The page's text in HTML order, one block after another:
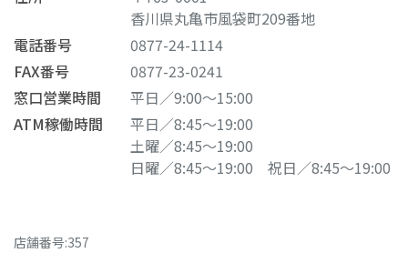
香川県丸亀市風袋町209番地
電話番号
0877-24-1114
FAX番号
0877-23-0241
窓口営業時間
平日／9:00～15:00
ATM稼働時間
平日／8:45～19:00
土曜／8:45～19:00
日曜／8:45～19:00
祝日／8:45～19:00
店舗番号:357